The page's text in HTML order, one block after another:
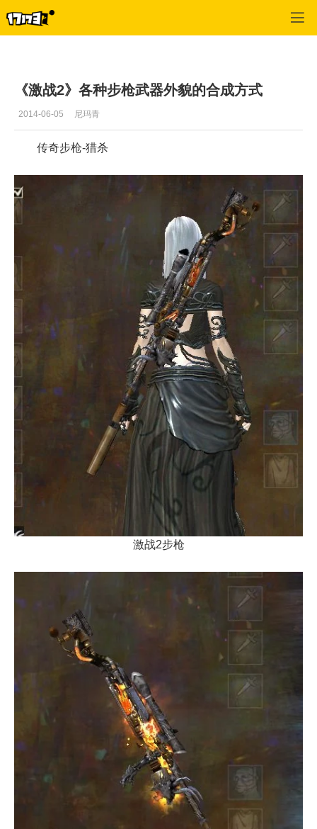
《激战2》各种步枪武器外貌的合成方式
2014-06-05 尼玛青
传奇步枪-猎杀
激战2步枪